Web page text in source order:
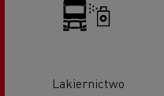
Lakiernictwo